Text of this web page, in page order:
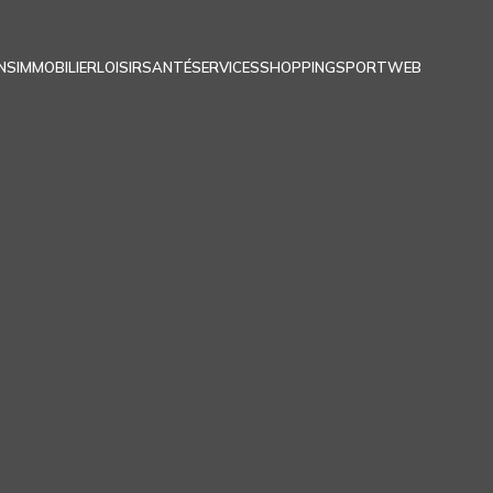
IMMOBILIERLOISIRSANTÉSERVICESSHOPPINGSPORTWEB